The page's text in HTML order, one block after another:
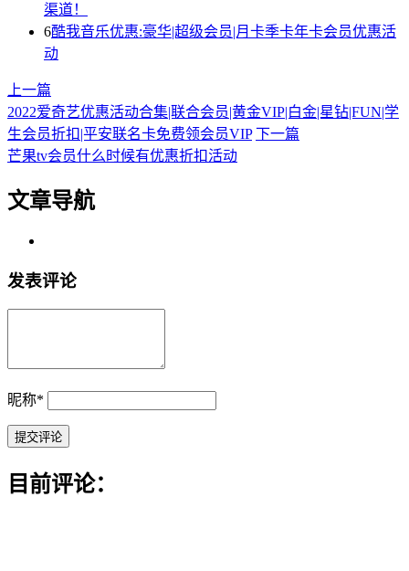
渠道！
6酷我音乐优惠:豪华|超级会员|月卡季卡年卡会员优惠活
动
上一篇
2022爱奇艺优惠活动合集|联合会员|黄金VIP|白金|星钻|FUN|学
生会员折扣|平安联名卡免费领会员VIP 下一篇
芒果tv会员什么时候有优惠折扣活动
文章导航
发表评论
昵称*
目前评论：